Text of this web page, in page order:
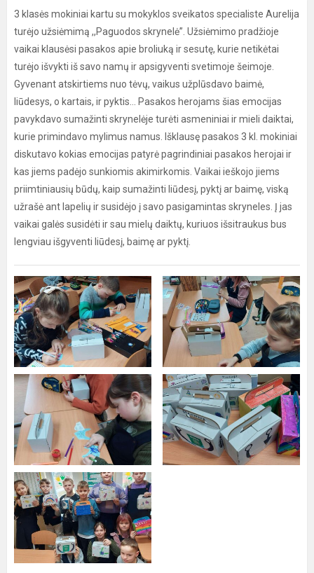
3 klasės mokiniai kartu su mokyklos sveikatos specialiste Aurelija
turėjo užsiėmimą ,,Paguodos skrynelė”. Užsiėmimo pradžioje
vaikai klausėsi pasakos apie broliuką ir sesutę, kurie netikėtai
turėjo išvykti iš savo namų ir apsigyventi svetimoje šeimoje.
Gyvenant atskirtiems nuo tėvų, vaikus užplūsdavo baimė,
liūdesys, o kartais, ir pyktis… Pasakos herojams šias emocijas
pavykdavo sumažinti skrynelėje turėti asmeniniai ir mieli daiktai,
kurie primindavo mylimus namus. Išklausę pasakos 3 kl. mokiniai
diskutavo kokias emocijas patyrė pagrindiniai pasakos herojai ir
kas jiems padėjo sunkiomis akimirkomis. Vaikai ieškojo jiems
priimtiniausių būdų, kaip sumažinti liūdesį, pyktį ar baimę, viską
užrašė ant lapelių ir susidėjo į savo pasigamintas skryneles. Į jas
vaikai galės susidėti ir sau mielų daiktų, kuriuos išsitraukus bus
lengviau išgyventi liūdesį, baimę ar pyktį.